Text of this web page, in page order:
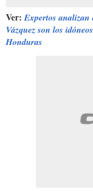
Ver:Expertos analizan
Vázquez son los
Honduras